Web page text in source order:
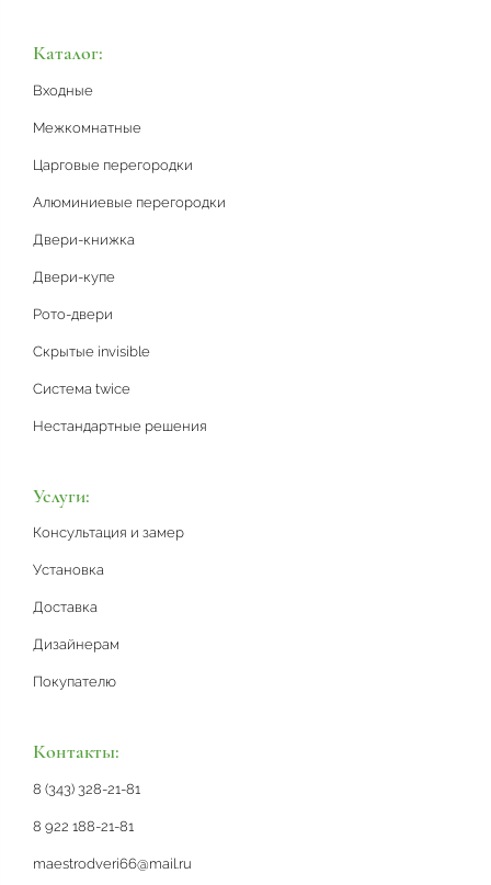
Каталог:
Входные
Межкомнатные
Царговые перегородки
Алюминиевые перегородки
Двери-книжка
Двери-купе
Рото-двери
Скрытые invisible
Система twice
Нестандартные решения
Услуги:
Консультация и замер
Установка
Доставка
Дизайнерам
Покупателю
Контакты:
8 (343) 328-21-81
8 922 188-21-81
maestrodveri66@mail.ru